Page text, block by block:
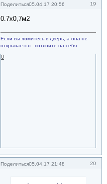
Поделиться 19
05.04.17 20:56
0.7х0,7м2
Если вы ломитесь в дверь, а она не
открывается - потяните на себя.
0
Поделиться 20
05.04.17 21:48